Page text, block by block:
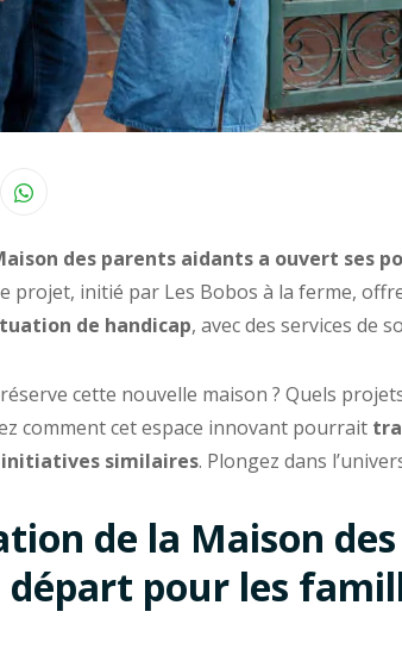
des parents aidants a ouvert ses
projet, initié par Les Bobos à la ferme,
de handicap, avec des services de
cette nouvelle maison ? Quels
comment cet espace innovant pourrait
initiatives similaires. Plongez dans
de la Maison
départ pour les